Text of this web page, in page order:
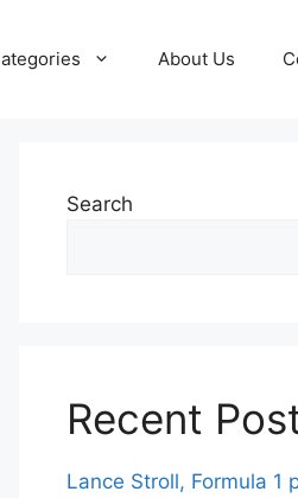
About Us
Search
Recent
Lance Stroll, Formula 1